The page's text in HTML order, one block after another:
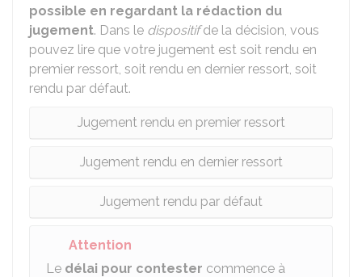
possible en regardant la rédaction du
jugement. Dans le dispositifde la décision, vous
pouvez lire que votre jugement est soit rendu en
premier ressort, soit rendu en dernier ressort, soit
rendu par défaut.
Jugement rendu en premier ressort
Jugement rendu en dernier ressort
Jugement rendu par défaut
Attention
Le délai pour contester commence à